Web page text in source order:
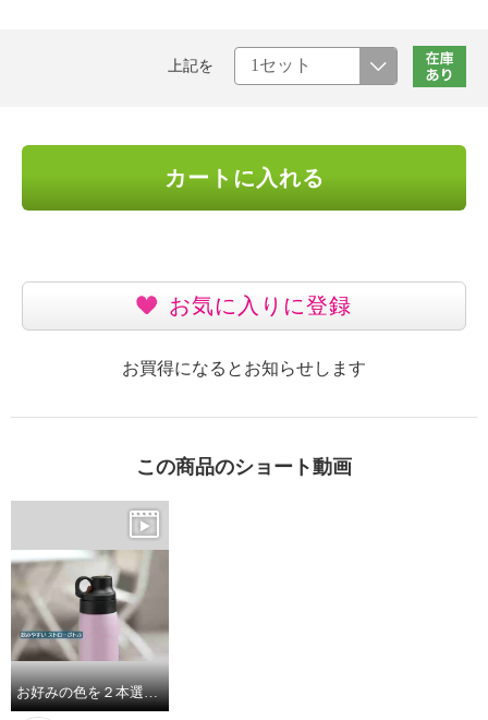
上記を
カートに入れる
お気に入りに登録
お買得になるとお知らせします
この商品のショート動画
お好みの色を２本選べる！ タイガー 驚きの軽さと保冷力の 真空断熱ボトル 衛生的で飲みやすい ステンレス製 ストロータイプ ＜５００ｍｌ＞ ＜３５０ｍｌ＞２本セット